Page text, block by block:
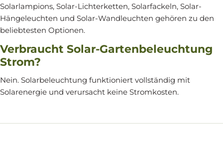
Solarlampions, Solar-Lichterketten, Solarfackeln, Solar-
Hängeleuchten und Solar-Wandleuchten gehören zu den
beliebtesten Optionen.
Verbraucht Solar-Gartenbeleuchtung
Strom?
Nein. Solarbeleuchtung funktioniert vollständig mit
Solarenergie und verursacht keine Stromkosten.